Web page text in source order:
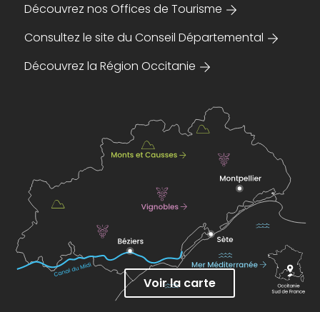
Découvrez nos Offices de Tourisme
Consultez le site du Conseil Départemental
Découvrez la Région Occitanie
Voir la carte